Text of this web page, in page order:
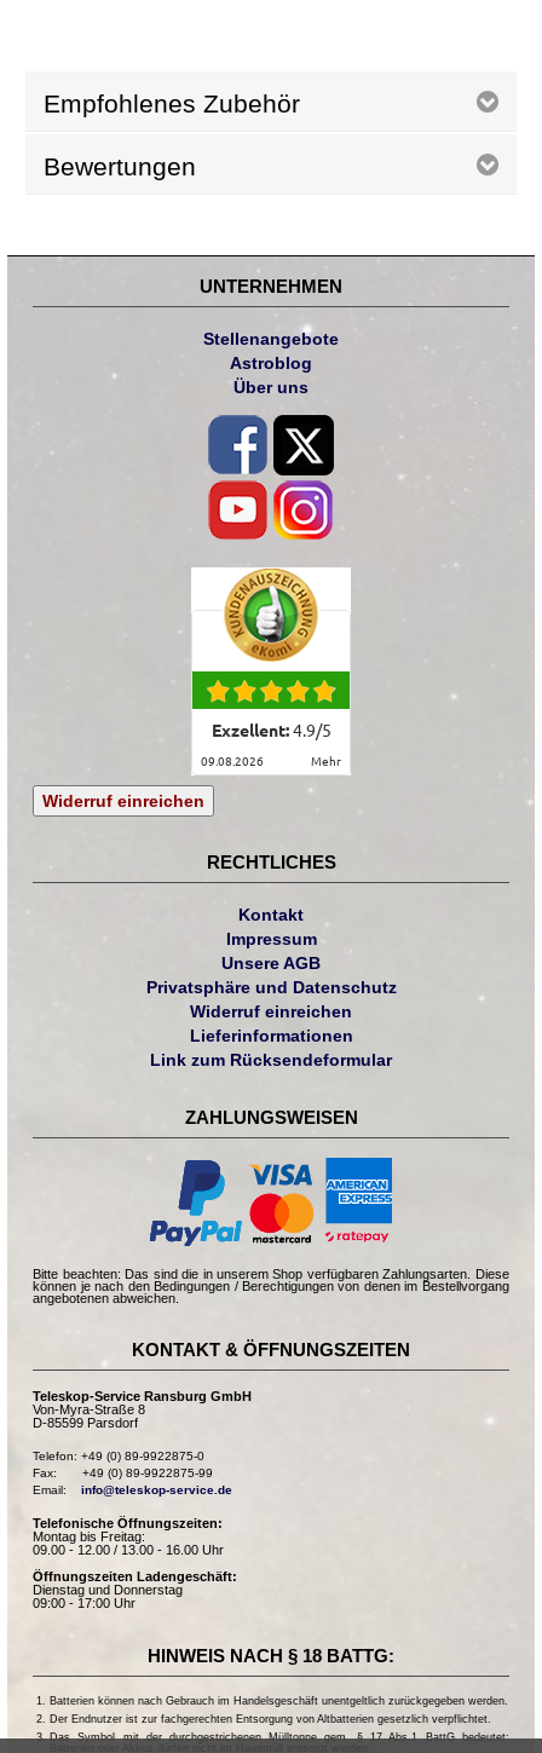
Empfohlenes Zubehör
Bewertungen
UNTERNEHMEN
Stellenangebote
Astroblog
Über uns
Exzellent:4.9/5
09.08.2026 mehr
Widerruf einreichen
RECHTLICHES
Kontakt
Impressum
Unsere AGB
Privatsphäre und Datenschutz
Widerruf einreichen
Lieferinformationen
Link zum Rücksendeformular
ZAHLUNGSWEISEN
Bitte beachten: Das sind die in unserem Shop verfügbaren Zahlungsarten. Diese
können je nach den Bedingungen / Berechtigungen von denen im Bestellvorgang
angebotenen abweichen.
KONTAKT & ÖFFNUNGSZEITEN
Teleskop-Service Ransburg GmbH
Von-Myra-Straße 8
D-85599 Parsdorf
Telefon: +49 (0) 89-9922875-0
Fax:       +49 (0) 89-9922875-99
Email: info@teleskop-service.de
Telefonische Öffnungszeiten:
Montag bis Freitag:
09.00 - 12.00 / 13.00 - 16.00 Uhr
Öffnungszeiten Ladengeschäft:
Dienstag und Donnerstag
09:00 - 17:00 Uhr
HINWEIS NACH § 18 BATTG:
Batterien können nach Gebrauch im Handelsgeschäft unentgeltlich zurückgegeben werden.
Der Endnutzer ist zur fachgerechten Entsorgung von Altbatterien gesetzlich verpflichtet.
Das Symbol mit der durchgestrichenen Mülltonne gem. § 17 Abs.1 BattG bedeutet: